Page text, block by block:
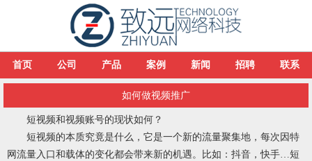
首页 公司 产品 案例 新闻 招聘 联系
如何做视频推广
短视频和视频账号的现状如何？
短视频的本质究竟是什么，它是一个新的流量聚集地，每次因特
网流量入口和载体的变化都会带来新的机遇。比如：抖音，快手…短